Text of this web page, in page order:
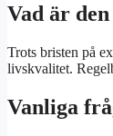
Vad är
Trots bristen på
livskvalitet.
Vanliga